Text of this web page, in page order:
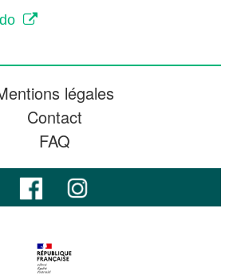
légales
Contact
FAQ